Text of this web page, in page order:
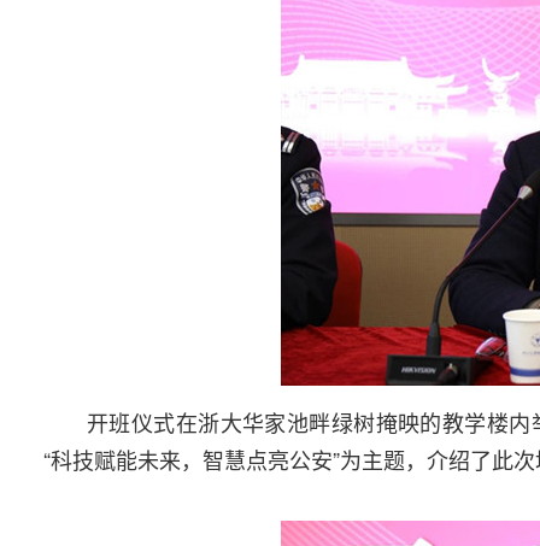
开班仪式在浙大华家池畔绿树掩映的教学楼
“科技赋能未来，智慧点亮公安”为主题，介绍了此